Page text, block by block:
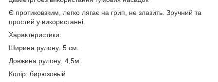
Є протиковзким, легко лягає на грип, не злазить. Зручний та
простий у використанні.
Характеристики:
Ширина рулону: 5 см.
Довжина рулону: 4,5м.
Колір: бирюзовый